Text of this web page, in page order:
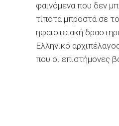
φαινόµενα που δεν
τίποτα µπροστά σε
ηφαιστειακή
Ελληνικό
που οι επιστήµονες